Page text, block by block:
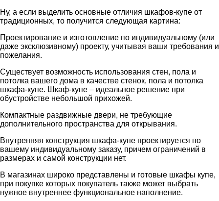
Ну, а если выделить основные отличия шкафов-купе от
традиционных, то получится следующая картина:
Проектирование и изготовление по индивидуальному (или
даже эксклюзивному) проекту, учитывая ваши требования и
пожелания.
Существует возможность использования стен, пола и
потолка вашего дома в качестве стенок, пола и потолка
шкафа-купе. Шкаф-купе – идеальное решение при
обустройстве небольшой прихожей.
Компактные раздвижные двери, не требующие
дополнительного пространства для открывания.
Внутренняя конструкция шкафа-купе проектируется по
вашему индивидуальному заказу, причем ограничений в
размерах и самой конструкции нет.
В магазинах широко представлены и готовые шкафы купе,
при покупке которых покупатель также может выбрать
нужное внутреннее функциональное наполнение.